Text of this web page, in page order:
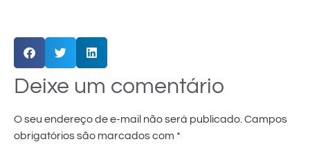
Deixe um comentário
O seu endereço de e-mail não será publicado.Campos
obrigatórios são marcados com *